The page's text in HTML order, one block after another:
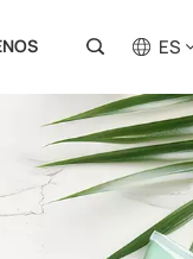
ES
en
fr